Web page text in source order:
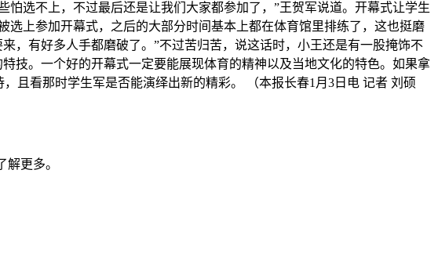
选不上，不过最后还是让我们大家都参加了，”王贺军说道。开幕式让学生
上参加开幕式，之后的大部分时间基本上都在体育馆里排练了，这也挺磨
，有好多人手都磨破了。”不过苦归苦，说这话时，小王还是有一股掩饰不
技。一个好的开幕式一定要能展现体育的精神以及当地文化的特色。如果拿
且看那时学生军是否能演绎出新的精彩。 （本报长春1月3日电 记者 刘硕
解更多。